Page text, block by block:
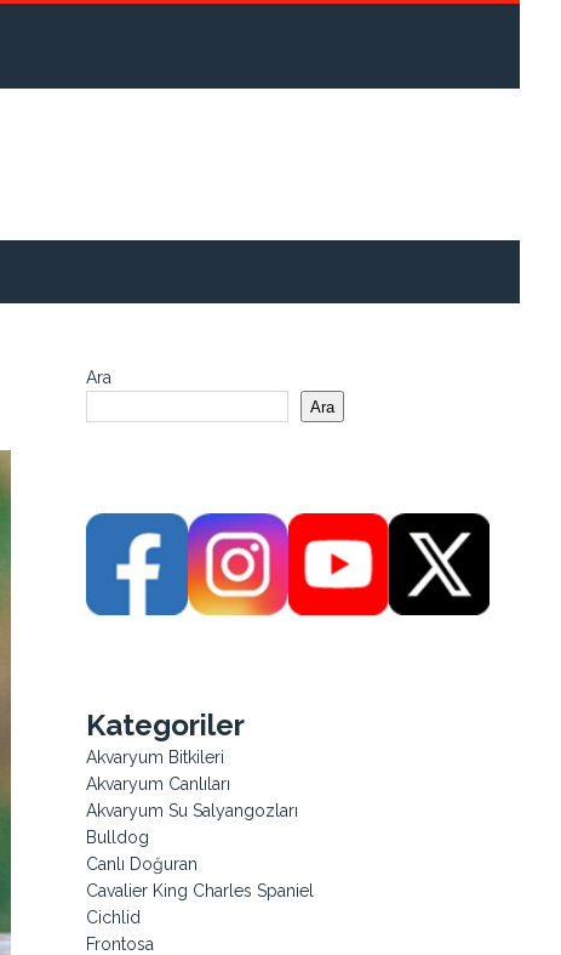
Ara
Ara
Kategoriler
Akvaryum Bitkileri
Akvaryum Canlıları
Akvaryum Su Salyangozları
Bulldog
Canlı Doğuran
Cavalier King Charles Spaniel
Cichlid
Frontosa